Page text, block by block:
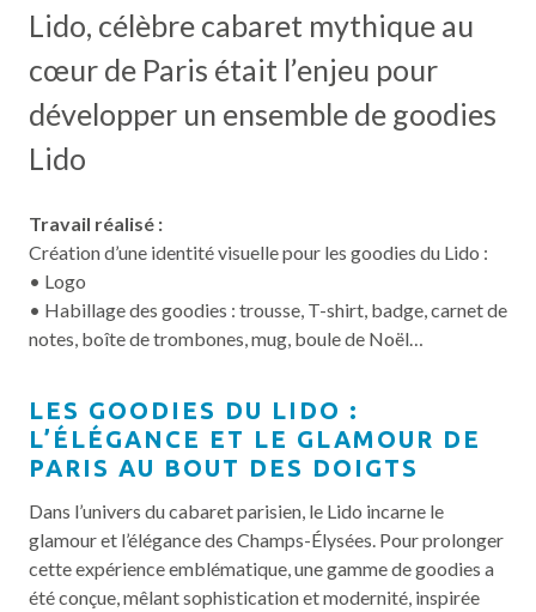
Lido, célèbre cabaret mythique au
cœur de Paris était l’enjeu pour
développer un ensemble de goodies
Lido
Travail réalisé :
Création d’une identité visuelle pour les goodies du Lido :
• Logo
• Habillage des goodies : trousse, T-shirt, badge, carnet de
notes, boîte de trombones, mug, boule de Noël…
LES GOODIES DU LIDO :
L’ÉLÉGANCE ET LE GLAMOUR DE
PARIS AU BOUT DES DOIGTS
Dans l’univers du cabaret parisien, le Lido incarne le
glamour et l’élégance des Champs-Élysées. Pour prolonger
cette expérience emblématique, une gamme de goodies a
été conçue, mêlant sophistication et modernité, inspirée